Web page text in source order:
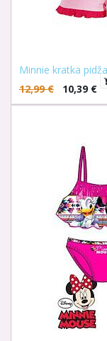
Minnie kratka
12,99€ 10,39 €